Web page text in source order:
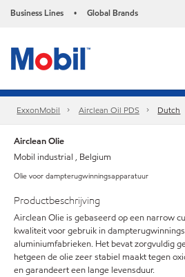
Business Lines • Global Brands
ExxonMobil Airclean Oil PDS Dutch
Airclean Olie
Mobil industrial , Belgium
Olie voor dampterugwinningsapparatuur
Productbeschrijving
Airclean Olie is gebaseerd op een narrow
kwaliteit voor gebruik in
aluminiumfabrieken. Het bevat zorgvuldig
hetgeen de olie zeer stabiel maakt tegen
en garandeert een lange levensduur.